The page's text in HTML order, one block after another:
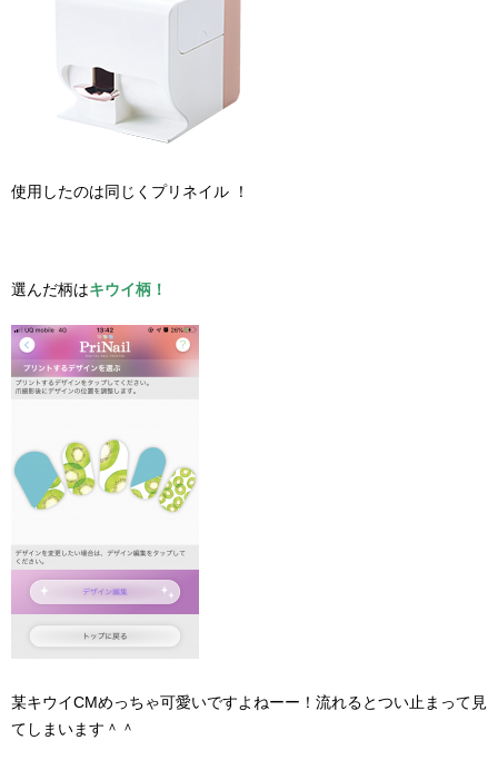
使用したのは同じくプリネイル ！
選んだ柄はキウイ柄！
某キウイCMめっちゃ可愛いですよねーー！流れるとつい止まって見
てしまいます＾＾